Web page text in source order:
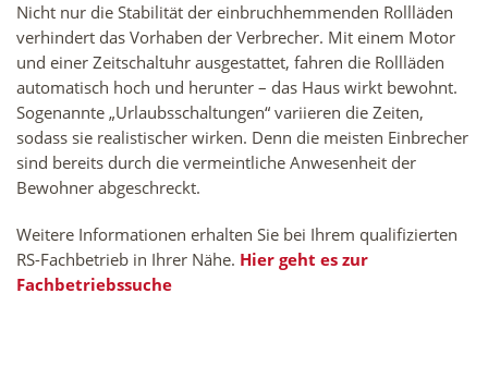
Nicht nur die Stabilität der einbruchhemmenden Rollläden
verhindert das Vorhaben der Verbrecher. Mit einem Motor
und einer Zeitschaltuhr ausgestattet, fahren die Rollläden
automatisch hoch und herunter – das Haus wirkt bewohnt.
Sogenannte „Urlaubsschaltungen“ variieren die Zeiten,
sodass sie realistischer wirken. Denn die meisten Einbrecher
sind bereits durch die vermeintliche Anwesenheit der
Bewohner abgeschreckt.
Weitere Informationen erhalten Sie bei Ihrem qualifizierten
RS-Fachbetrieb in Ihrer Nähe. Hier geht es zur
Fachbetriebssuche